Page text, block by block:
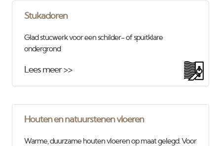
Stukadoren
Glad stucwerk voor een schilder- of spuitklare
ondergrond
Lees meer >>
Houten en natuurstenen vloeren
Warme, duurzame houten vloeren op maat gelegd. Voor